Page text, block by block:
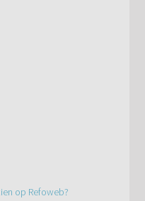
op Refoweb?